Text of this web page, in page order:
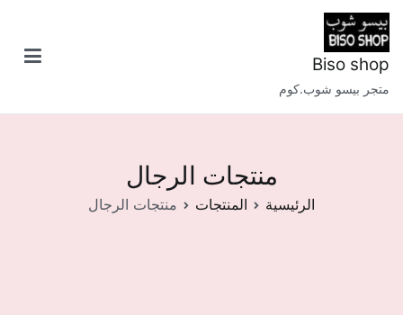
تخطى
إلى
المحتوى
Biso shop
متجر بيسو شوب.كوم
منتجات الرجال
الرئيسية المنتجات منتجات الرجال